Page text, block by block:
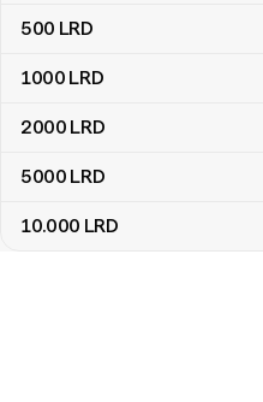
500 LRD
1000 LRD
2000 LRD
5000 LRD
10.000 LRD